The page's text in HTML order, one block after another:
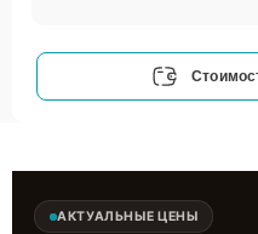
АКТУАЛЬНЫЕ ЦЕНЫ